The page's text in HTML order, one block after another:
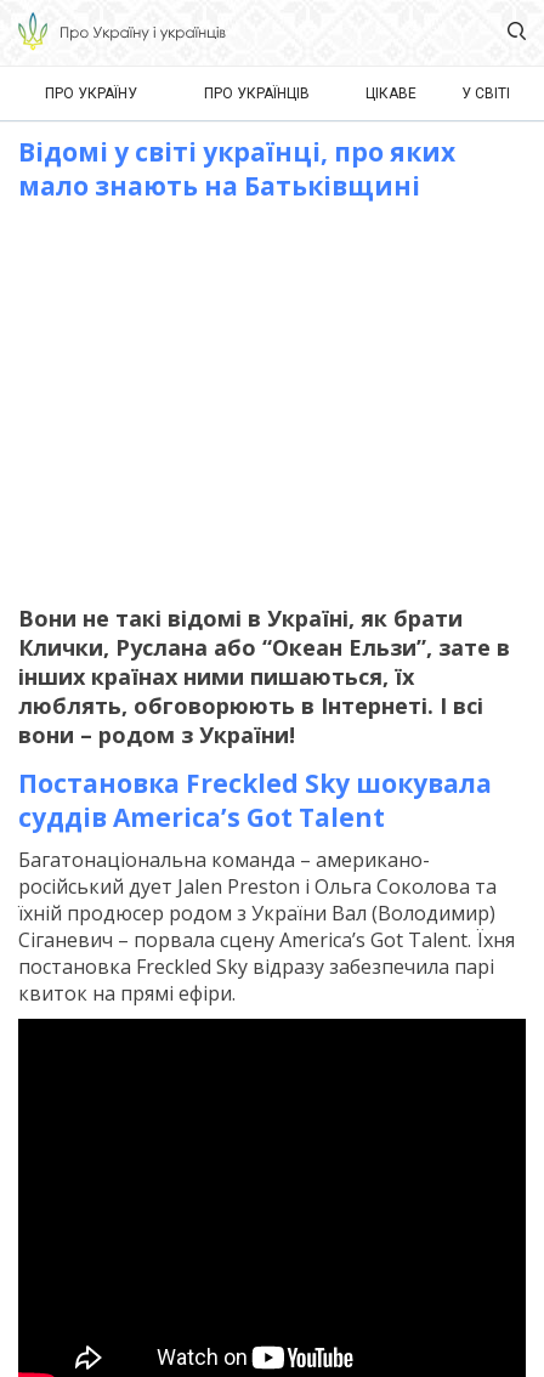
ПРО УКРАЇНУ ПРО УКРАЇНЦІВ ЦІКАВЕ У СВІТІ
Відомі у світі українці, про яких
мало знають на Батьківщині
Вони не такі відомі в Україні, як брати
Клички, Руслана або “Океан Ельзи”, зате в
інших країнах ними пишаються, їх
люблять, обговорюють в Інтернеті. І всі
вони – родом з України!
Постановка Freckled Sky шокувала
суддів America’s Got Talent
Багатонаціональна команда – американо-
російський дует Jalen Preston і Ольга Соколова та
їхній продюсер родом з України Вал (Володимир)
Сіганевич – порвала сцену America’s Got Talent. Їхня
постановка Freckled Sky відразу забезпечила парі
квиток на прямі ефіри.